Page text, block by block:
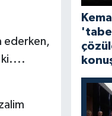
ederken,
ki....